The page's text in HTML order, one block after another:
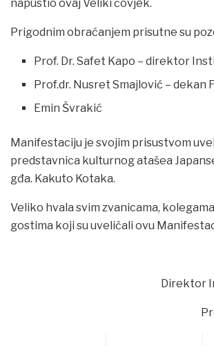
napustio ovaj Veliki čovjek.
Prigodnim obraćanjem prisutne su
Prof. Dr. Safet Kapo – direktor
Prof.dr. Nusret Smajlović – dekan
Emin Švrakić
Manifestaciju je svojim prisustvom
predstavnica kulturnog atašea
gđa. Kakuto Kotaka.
Veliko hvala svim zvanicama,
gostima koji su uveličali ovu
Direktor